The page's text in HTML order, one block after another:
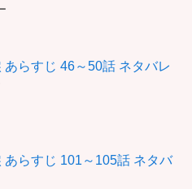
あらすじ 46～50話 ネタバレ
あらすじ 101～105話 ネタバ